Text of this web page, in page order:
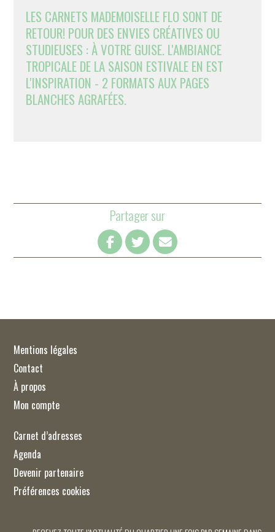
LES CARNETS MADEMOISELLE FLO SONT DE
RETOUR! POUR DES ENVIES CRÉATIVES OU
STUDIEUSES : À VOTRE GUISE. L'AMBIANCE
TROPICALE DE LA SAISON ESTIVALE EN EST
L'INSPIRATION - 2 FORMATS AUX PAGES
BLANCHES AGRAFÉES.
Partager sur
Mentions légales
Contact
À propos
Mon compte
Carnet d’adresses
Agenda
Devenir partenaire
Préférences cookies